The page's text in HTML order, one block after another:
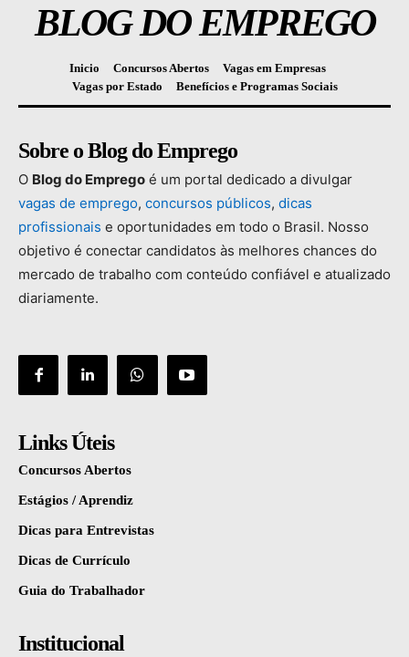
BLOG DO EMPREGO
Inicio Concursos Abertos
Vagas em Empresas
Vagas por Estado
Benefícios e Programas Sociais
Sobre o Blog do Emprego
O Blog do Emprego é um portal dedicado a divulgar
vagas de emprego, concursos públicos, dicas
profissionais e oportunidades em todo o Brasil. Nosso
objetivo é conectar candidatos às melhores chances do
mercado de trabalho com conteúdo confiável e atualizado
diariamente.
Links Úteis
Concursos Abertos
Estágios / Aprendiz
Dicas para Entrevistas
Dicas de Currículo
Guia do Trabalhador
Institucional